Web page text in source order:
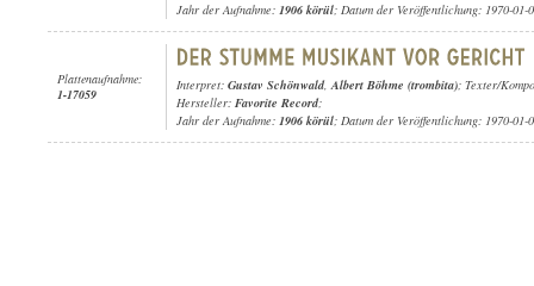
Jahr der Aufnahme: 1906 körül; Datum der Veröffentlichung: 1970-01-
Plattenaufnahme:
1-17059
Interpret: Gustav Schönwald,Albert Böhme (trombita); Texter/
Hersteller: Favorite Record;
Jahr der Aufnahme: 1906 körül; Datum der Veröffentlichung: 1970-01-